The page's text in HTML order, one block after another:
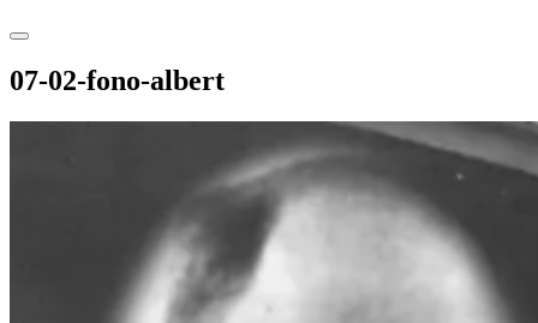
07-02-fono-albert